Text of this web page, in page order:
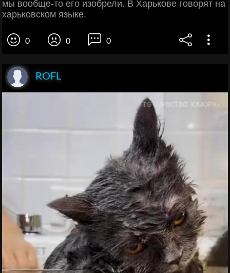
мы вообще-то его изобрели. В Харькове говорят на
харьковском языке.
0 0 0
ROFL